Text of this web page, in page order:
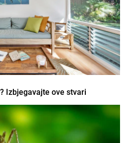
Izbjegavajte ove stvari